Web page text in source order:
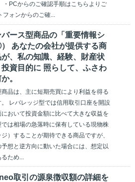
・PCからのご確認手順はこちらよりご
フォンからのご確...
バース型商品の「重要情報シ
あなたの会社が提供する商
、私の知識、経験、財産状
資目的に 照らして、ふさわ
。
品は、主に短期売買により利益を得る
レバレッジ型では信用取引口座を開設
おいて投資金額に比べて大きな収益を
は相場の急落時に保有している現物株
）することが期待できる商品ですが、
想と逆方向に動いた場合には、想定以
ため...
取引の源泉徴収額の詳細を